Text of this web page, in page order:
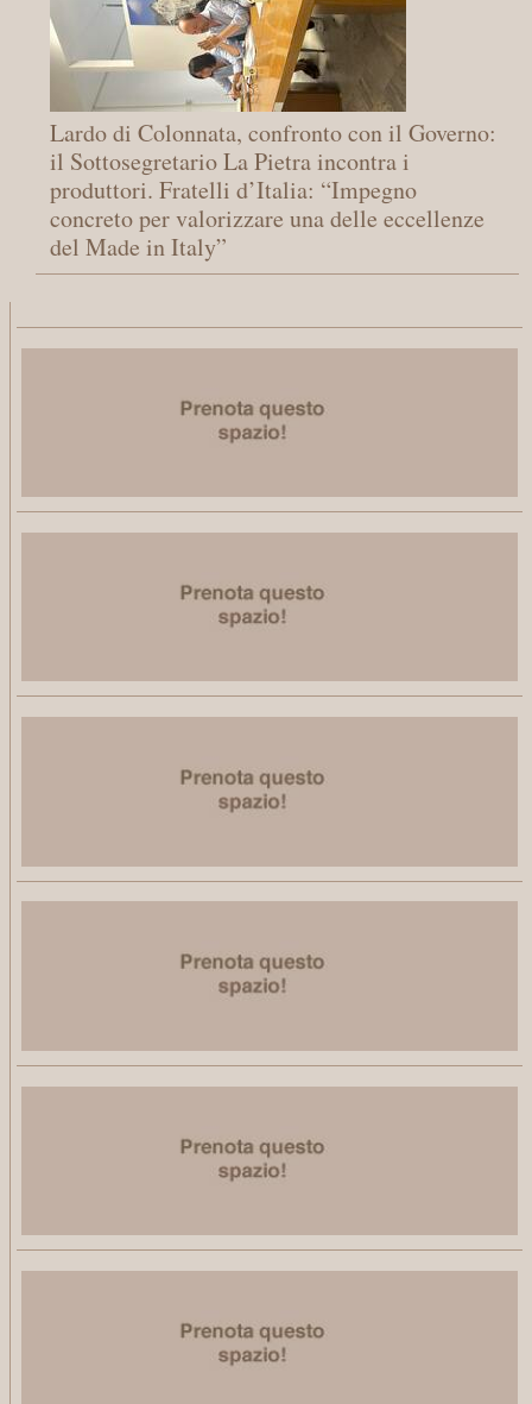
Lardo di Colonnata, confronto con il Governo:
il Sottosegretario La Pietra incontra i
produttori. Fratelli d’Italia: “Impegno
concreto per valorizzare una delle eccellenze
del Made in Italy”